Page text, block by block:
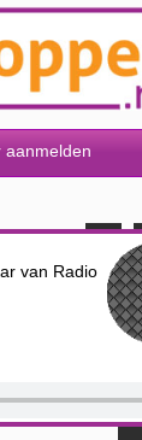
aanmelden
van Radio